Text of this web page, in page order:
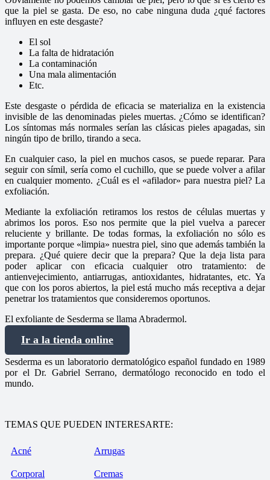
que la piel se gasta. De eso, no cabe ninguna duda ¿qué factores
influyen en este desgaste?
El sol
La falta de hidratación
La contaminación
Una mala alimentación
Etc.
Este desgaste o pérdida de eficacia se materializa en la existencia
invisible de las denominadas pieles muertas. ¿Cómo se identifican?
Los síntomas más normales serían las clásicas pieles apagadas, sin
ningún tipo de brillo, tirando a seca.
En cualquier caso, la piel en muchos casos, se puede reparar. Para
seguir con símil, sería como el cuchillo, que se puede volver a afilar
en cualquier momento. ¿Cuál es el «afilador» para nuestra piel? La
exfoliación.
Mediante la exfoliación retiramos los restos de células muertas y
abrimos los poros. Eso nos permite que la piel vuelva a parecer
reluciente y brillante. De todas formas, la exfoliación no sólo es
importante porque «limpia» nuestra piel, sino que además también la
prepara. ¿Qué quiere decir que la prepara? Que la deja lista para
poder aplicar con eficacia cualquier otro tratamiento: de
antienvejecimiento, antiarrugas, antioxidantes, hidratantes, etc. Ya
que con los poros abiertos, la piel está mucho más receptiva a dejar
penetrar los tratamientos que consideremos oportunos.
El exfoliante de Sesderma se llama Abradermol.
Ir a la tienda online
Sesderma es un laboratorio dermatológico español fundado en 1989
por el Dr. Gabriel Serrano, dermatólogo reconocido en todo el
mundo.
TEMAS QUE PUEDEN INTERESARTE:
Acné Arrugas
Corporal Cremas